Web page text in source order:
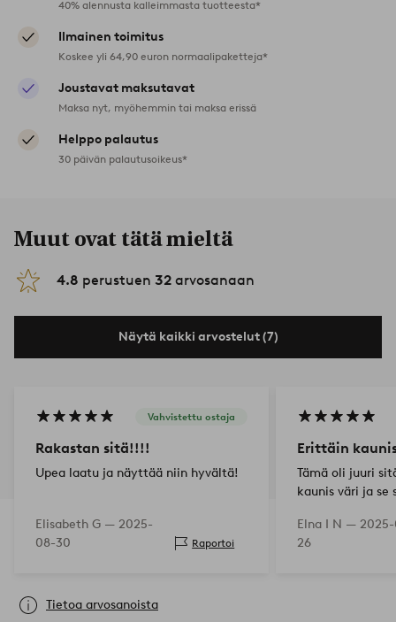
40% alennusta kalleimmasta tuotteesta*
Ilmainen toimitus
Koskee yli 64,90 euron normaalipaketteja*
Joustavat maksutavat
Maksa nyt, myöhemmin tai maksa erissä
Helppo palautus
30 päivän palautusoikeus*
Muut ovat tätä mieltä
4.8 perustuen 32 arvosanaan
Näytä kaikki arvostelut (7)
Vahvistettu ostaja
Rakastan sitä!!!!
Upea laatu ja näyttää niin hyvältä!
Elisabeth G — 2025-
08-30
Raportoi
Erittäin
Tämä oli juuri
kaunis väri ja
Elna I N —
26
Tietoa arvosanoista